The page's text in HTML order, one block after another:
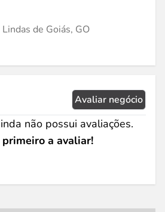
de Goiás, GO
Avaliar negócio
não possui avaliações.
primeiro a avaliar!